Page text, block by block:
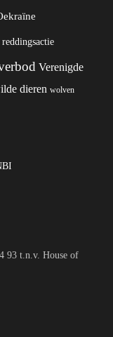
reddingsactie
Verenigde
dieren wolven
93 t.n.v. House of